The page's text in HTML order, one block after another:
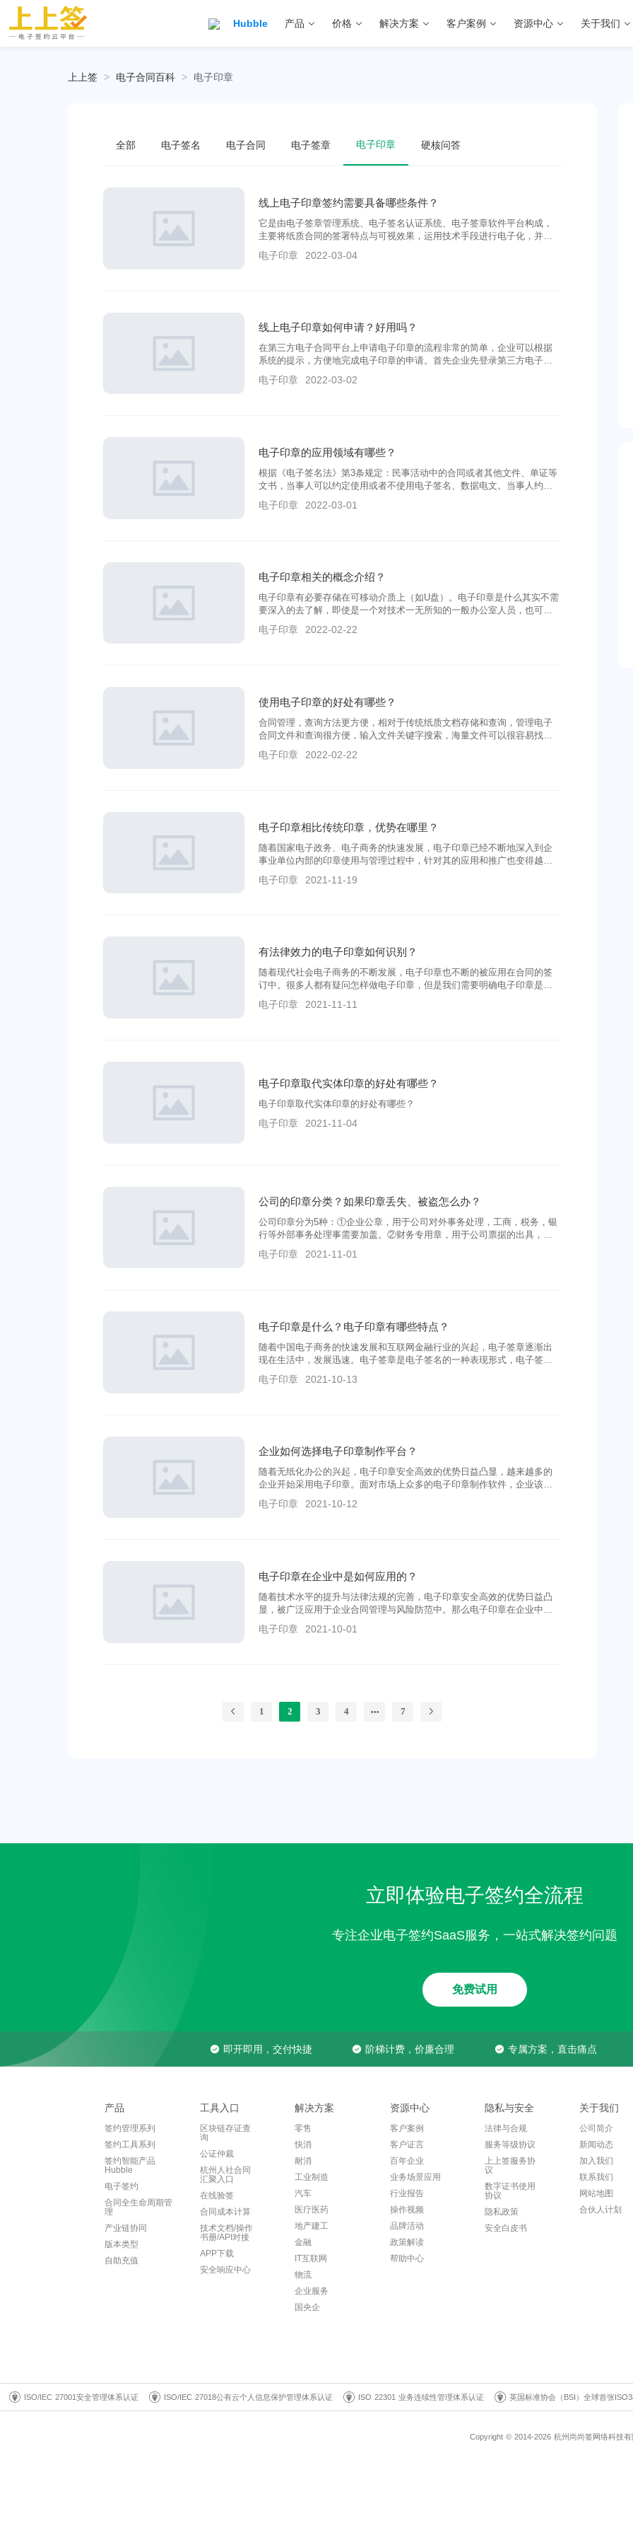
Hubble 产品 价格 解决方案 客户案例 资源中心 关于我们
上上签 > 电子合同百科 > 电子印章
全部 电子签名 电子合同 电子签章 电子印章 硬核问答
线上电子印章签约需要具备哪些条件？
它是由电子签章管理系统、电子签名认证系统、电子签章软件平台构成，
主要将纸质合同的签署特点与可视效果，运用技术手段进行电子化，并且
确保了电子数据的真实性、完整性和电子签名的合法
电子印章 2022-03-04
线上电子印章如何申请？好用吗？
在第三方电子合同平台上申请电子印章的流程非常的简单，企业可以根据
系统的提示，方便地完成电子印章的申请。首先企业先登录第三方电子合
同平台。在平台上填写企业的有关信息
电子印章 2022-03-02
电子印章的应用领域有哪些？
根据《电子签名法》第3条规定：民事活动中的合同或者其他文件、单证等
文书，当事人可以约定使用或者不使用电子签名、数据电文。当事人约定
使用电子签名、数据电文的文书，不得仅因为其采用电子签名、数据电文
的形式而否定其法律效力。
电子印章 2022-03-01
电子印章相关的概念介绍？
电子印章有必要存储在可移动介质上（如U盘）。电子印章是什么其实不需
要深入的去了解，即使是一个对技术一无所知的一般办公室人员，也可以
像曾经那样把章锁在保险柜里，见到领导批阅签字后再把相应的章从柜子
里拿出来运用，用完后再放回去。
电子印章 2022-02-22
使用电子印章的好处有哪些？
合同管理，查询方法更方便，相对于传统纸质文档存储和查询，管理电子
合同文件和查询很方便，输入文件关键字搜索，海量文件可以很容易找
到。
电子印章 2022-02-22
电子印章相比传统印章，优势在哪里？
随着国家电子政务、电子商务的快速发展，电子印章已经不断地深入到企
事业单位内部的印章使用与管理过程中，针对其的应用和推广也变得越来
越迫切。那么，电子印章具体怎么使用？与传统印章相比有哪些优势？你
真的清楚吗？
电子印章 2021-11-19
有法律效力的电子印章如何识别？
随着现代社会电子商务的不断发展，电子印章也不断的被应用在合同的签
订中。很多人都有疑问怎样做电子印章，但是我们需要明确电子印章是分
为两种的，一种具有法律效力，一种不具备法律效力。
电子印章 2021-11-11
电子印章取代实体印章的好处有哪些？
电子印章取代实体印章的好处有哪些？
电子印章 2021-11-04
公司的印章分类？如果印章丢失、被盗怎么办？
公司印章分为5种：①企业公章，用于公司对外事务处理，工商，税务，银
行等外部事务处理事需要加盖。②财务专用章，用于公司票据的出具，支票
等在出具时需要加盖，通常称为银行大印鉴。③合同专用章，顾名思义，通
常在公司签订合同时需要加盖。
电子印章 2021-11-01
电子印章是什么？电子印章有哪些特点？
随着中国电子商务的快速发展和互联网金融行业的兴起，电子签章逐渐出
现在生活中，发展迅速。电子签章是电子签名的一种表现形式，电子签章
与传统的印章一样，具有相同的法律效力
电子印章 2021-10-13
企业如何选择电子印章制作平台？
随着无纸化办公的兴起，电子印章安全高效的优势日益凸显，越来越多的
企业开始采用电子印章。面对市场上众多的电子印章制作软件，企业该如
何选择适合自己的电子印章制作软件呢？
电子印章 2021-10-12
电子印章在企业中是如何应用的？
随着技术水平的提升与法律法规的完善，电子印章安全高效的优势日益凸
显，被广泛应用于企业合同管理与风险防范中。那么电子印章在企业中是
如何应用的呢？
电子印章 2021-10-01
1 2 3 4 7
立即体验电子签约全流程
专注企业电子签约SaaS服务，一站式解决签约问题
免费试用
即开即用，交付快捷 阶梯计费，价廉合理 专属方案，直击痛点
产品
签约管理系列
签约工具系列
签约智能产品
Hubble
电子签约
合同全生命周期管
理
产业链协同
版本类型
自助充值
工具入口
区块链存证查
询
公证仲裁
杭州人社合同
汇聚入口
在线验签
合同成本计算
技术文档/操作
书册/API对接
APP下载
安全响应中心
解决方案
零售
快消
耐消
工业制造
汽车
医疗医药
地产建工
金融
IT互联网
物流
企业服务
国央企
资源中心
客户案例
客户证言
百年企业
业务场景应用
行业报告
操作视频
品牌活动
政策解读
帮助中心
隐私与安全
法律与合规
服务等级协议
上上签服务协
议
数字证书使用
协议
隐私政策
安全白皮书
关于我们
公司简介
新闻动态
加入我们
联系我们
网站地图
合伙人计划
ISO/IEC 27001安全管理体系认证 ISO/IEC 27018公有云个人信息保护管理体系认证 ISO 22301 业务连续性管理体系认证 英国标准协会（BSI）全球首张
Copyright © 2014-2026 杭州尚尚签网络科技